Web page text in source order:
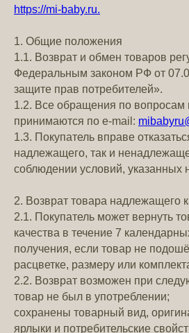
https://mi-baby.ru.
1. Общие положения
1.1. Возврат и обмен товаров
Федеральным законом РФ от
защите прав потребителей».
1.2. Все обращения по вопросам
принимаются по e-mail:
1.3. Покупатель вправе
надлежащего, так и
соблюдении условий, указанных
2. Возврат товара надлежащего
2.1. Покупатель может вернуть
качества в течение 7
получения, если товар не
расцветке, размеру или
2.2. Возврат возможен при
товар не был в употреблении;
сохранены товарный вид,
ярлыки и потребительские